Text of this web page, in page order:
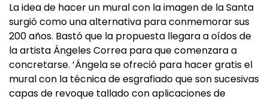
La idea de hacer un mural con la imagen de la Santa
surgió como una alternativa para conmemorar sus
200 años. Bastó que la propuesta llegara a oídos de
la artista Ángeles Correa para que comenzara a
concretarse. ’Ángela se ofreció para hacer gratis el
mural con la técnica de esgrafiado que son sucesivas
capas de revoque tallado con aplicaciones de